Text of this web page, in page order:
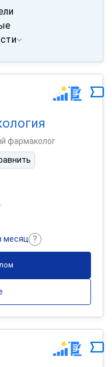
фармаколог
месяц